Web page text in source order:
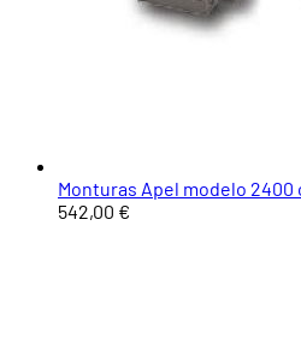
Monturas Apel modelo 2400
542,00 €